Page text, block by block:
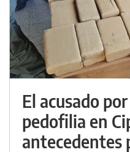
El acusado
pedofilia en
antecedentes